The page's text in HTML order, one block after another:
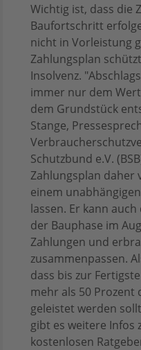
Wichtig ist, dass die
Baufortschritt
nicht in Vorleistung
Zahlungsplan
Insolvenz.
immer nur dem
dem Grundstück
Stange,
Schutzbund e.V.
Zahlungsplan daher
einem
lassen. Er kann
der Bauphase im
Zahlungen und
zusammenpassen.
dass bis zur
mehr als 50 Prozent
geleistet werden
gibt es weitere Infos
kostenlosen